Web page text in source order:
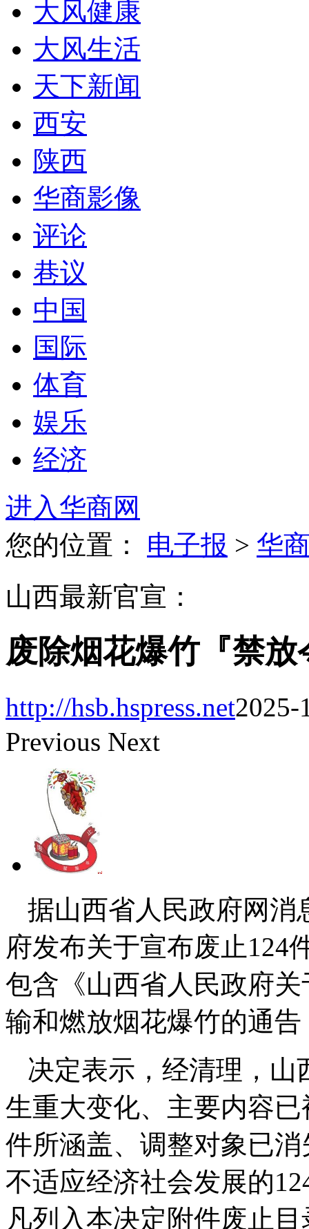
大风健康
大风生活
天下新闻
西安
陕西
华商影像
评论
巷议
中国
国际
体育
娱乐
经济
进入华商网
您的位置： 电子报 > 华
山西最新官宣：
废除烟花爆竹『禁放
http://hsb.hspress.net2025-
Previous Next
据山西省人民政府网消
府发布关于宣布废止124
包含《山西省人民政府
输和燃放烟花爆竹的通
决定表示，经清理，
生重大变化、主要内容
件所涵盖、调整对象已
不适应经济社会发展的
凡列入本决定附件废止